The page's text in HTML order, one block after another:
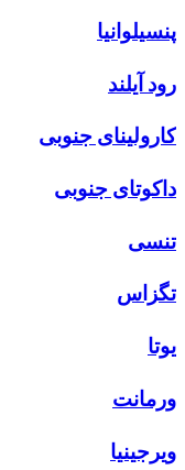
پنسیلوانیا
رود آیلند
کارولینای جنوبی
داکوتای جنوبی
تنسی
تگزاس
یوتا
ورمانت
ویرجینیا